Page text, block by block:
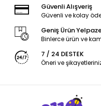
Güvenli Alışveriş
Güvenli ve kolay
Geniş Ürün
Binlerce ürün ve
7 / 24 DESTEK
Öneri ve